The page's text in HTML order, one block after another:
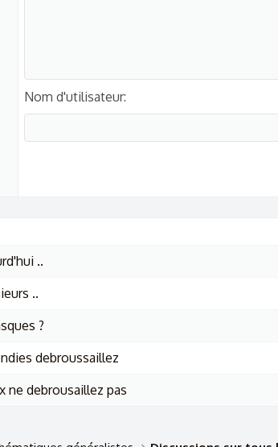
Nom d'utilisateur
..
..
?
debroussaillez
ne debrousaillez pas